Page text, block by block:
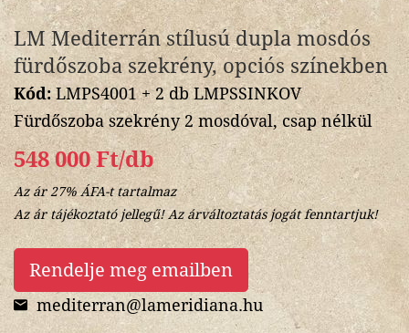
LM Mediterrán stílusú dupla mosdós
fürdőszoba szekrény, opciós színekben
Kód:LMPS4001 + 2 db LMPSSINKOV
Fürdőszoba szekrény 2 mosdóval, csap nélkül
548 000 Ft/db
Az ár 27% ÁFA-t tartalmaz
Az ár tájékoztató jellegű! Az árváltoztatás jogát fenntartjuk!
Rendelje meg emailben
mediterran@lameridiana.hu